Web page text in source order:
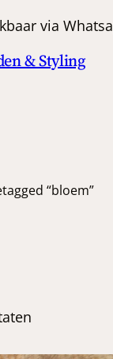
via
& Styling
“bloem”